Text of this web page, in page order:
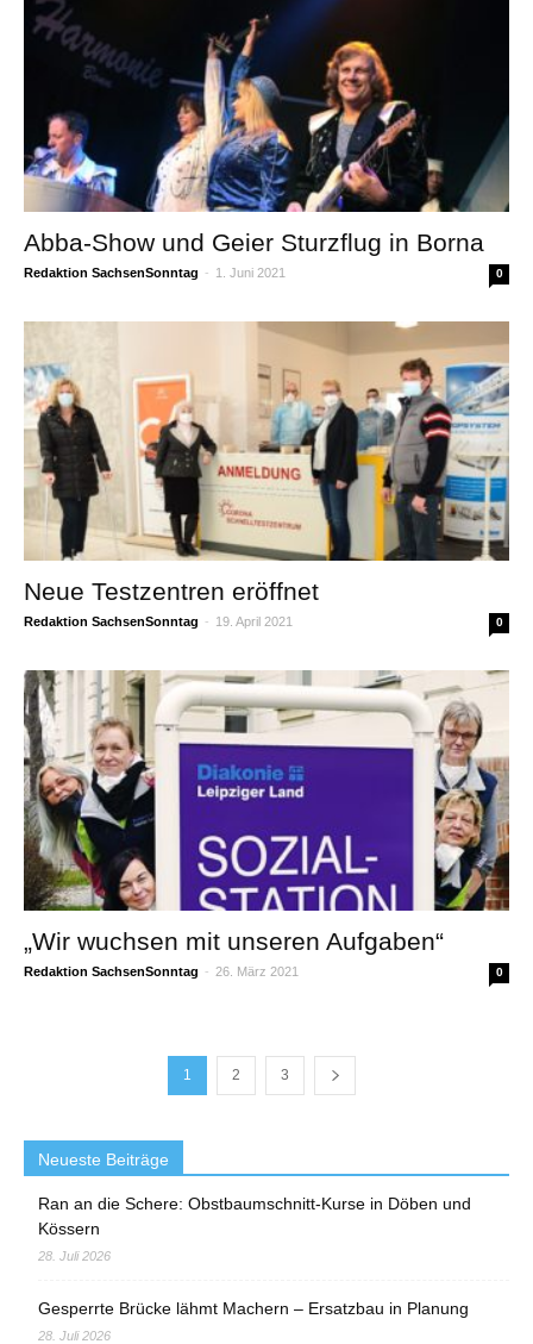
Abba-Show und Geier Sturzflug in Borna
Redaktion SachsenSonntag - 1. Juni 2021 0
Neue Testzentren eröffnet
Redaktion SachsenSonntag - 19. April 2021 0
„Wir wuchsen mit unseren Aufgaben“
Redaktion SachsenSonntag - 26. März 2021 0
1 2 3
Neueste Beiträge
Ran an die Schere: Obstbaumschnitt-Kurse in Döben und
Kössern
28. Juli 2026
Gesperrte Brücke lähmt Machern – Ersatzbau in Planung
28. Juli 2026